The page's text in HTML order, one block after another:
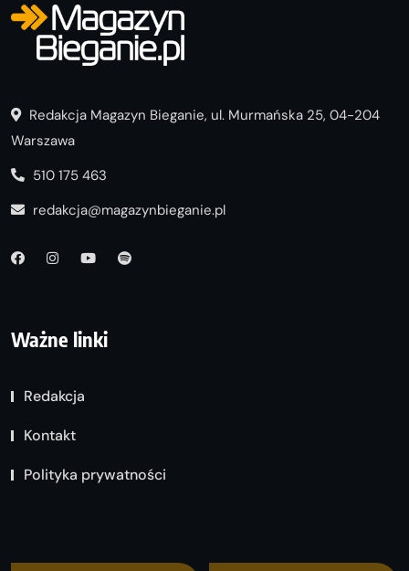
Redakcja Magazyn Bieganie, ul. Murmańska 25, 04-204
Warszawa
510 175 463
redakcja@magazynbieganie.pl
Ważne linki
Redakcja
Kontakt
Polityka prywatności